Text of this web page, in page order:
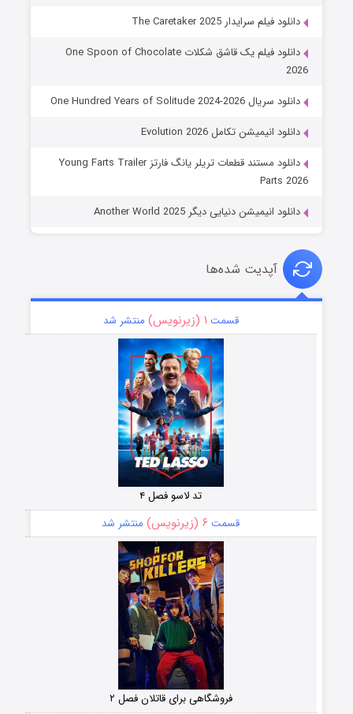
دانلود فیلم سرایدار The Caretaker 2025
دانلود فیلم یک قاشق شکلات One Spoon of Chocolate
2026
دانلود سریال One Hundred Years of Solitude 2024-2026
دانلود انیمیشن تکامل Evolution 2026
دانلود مستند قطعات تریلر یانگ فارتز Young Farts Trailer
Parts 2026
دانلود انیمیشن دنیایی دیگر Another World 2025
آپدیت شده‌ها
قسمت ۱ (زیرنویس) منتشر شد
تد لاسو فصل ۴
قسمت ۶ (زیرنویس) منتشر شد
فروشگاهی برای قاتلان فصل ۲